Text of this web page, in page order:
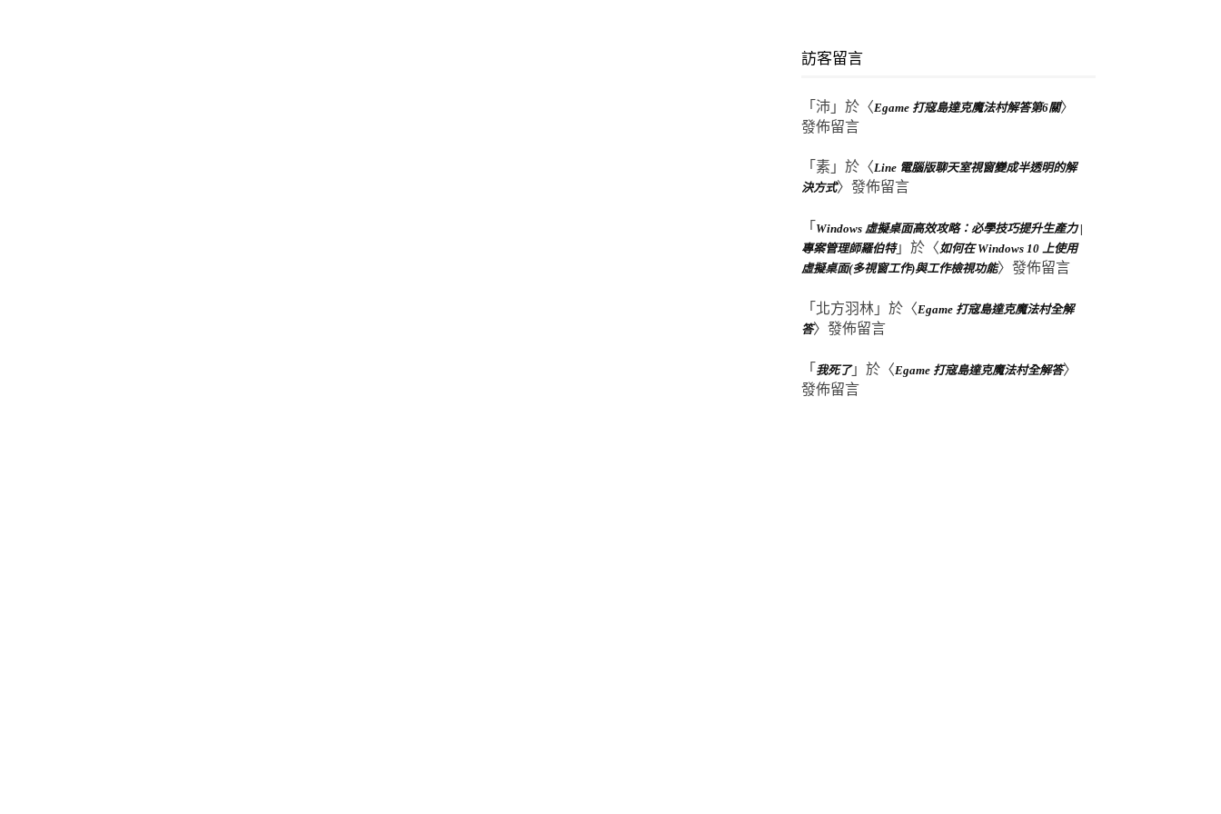
訪客留言
「 沛 」於〈Egame 打寇島達克魔法村解答第6關〉
發佈留言
「 素 」於〈Line 電腦版聊天室視窗變成半透明的解
決方式〉發佈留言
「 Windows 虛擬桌面高效攻略：必學技巧提升生產力 |
專案管理師羅伯特」於〈 如何在 Windows 10 上使用
虛擬桌面(多視窗工作)與工作檢視功能〉發佈留言
「 北方羽林 」於〈Egame 打寇島達克魔法村全解
答〉發佈留言
「 我死了」於〈Egame 打寇島達克魔法村全解答〉
發佈留言